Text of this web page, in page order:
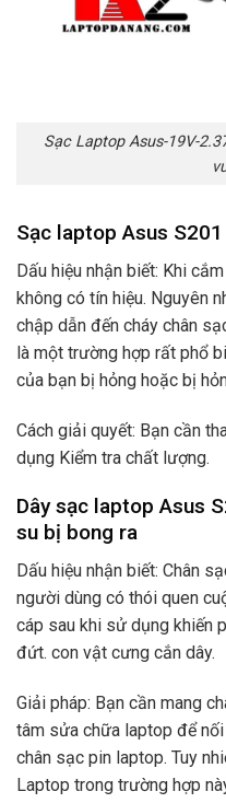
Sạc Laptop Asus-19V-
Sạc laptop Asus
Dấu hiệu nhận biết: Khi
không có tín hiệu. Nguyên
chập dẫn đến cháy chân
là một trường hợp rất phổ
của bạn bị hỏng hoặc bị
Cách giải quyết: Bạn cần
dụng Kiểm tra chất lượng.
Dây sạc laptop Asus
su bị bong ra
Dấu hiệu nhận biết: Chân
người dùng có thói quen
cáp sau khi sử dụng khiến
đứt. con vật cưng cắn dây.
Giải pháp: Bạn cần mang
tâm sửa chữa laptop để
chân sạc pin laptop. Tuy
Laptop trong trường hợp